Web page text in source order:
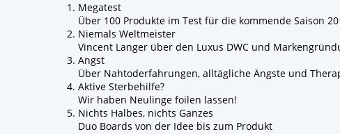
Megatest
Über 100 Produkte im Test für die kommende Saison
Niemals Weltmeister
Vincent Langer über den Luxus DWC und
Angst
Über Nahtoderfahrungen, alltägliche Ängste und
Aktive Sterbehilfe?
Wir haben Neulinge foilen lassen!
Nichts Halbes, nichts Ganzes
Duo Boards von der Idee bis zum Produkt